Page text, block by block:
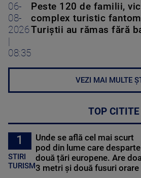
06-
08-
2026
08:35
Peste 120 de familii,
complex turistic
Turiștii au rămas fără
VEZI MAI MULTE
TOP CITITE
1
STIRI
TURISM
Unde se află cel mai scurt
pod din lume care desparte
două țări europene. Are
3 metri și două fusuri orare